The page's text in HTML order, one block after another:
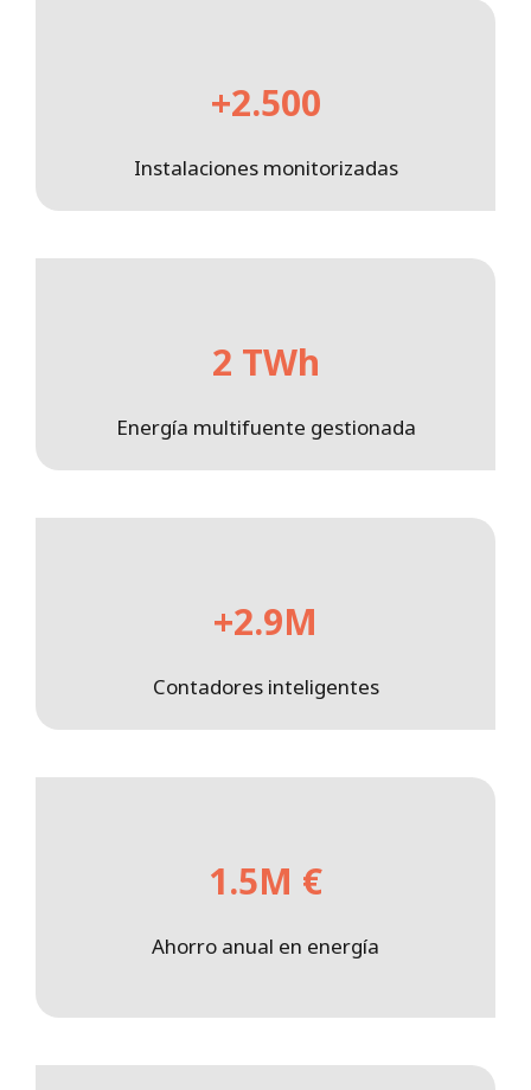
+2.500
Instalaciones monitorizadas
2 TWh
Energía multifuente gestionada
+2.9M
Contadores inteligentes
1.5M €
Ahorro anual en energía